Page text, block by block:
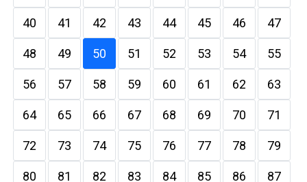
40 41 42 43 44 45 46 47
48 49 50 51 52 53 54 55
56 57 58 59 60 61 62 63
64 65 66 67 68 69 70 71
72 73 74 75 76 77 78 79
80 81 82 83 84 85 86 87